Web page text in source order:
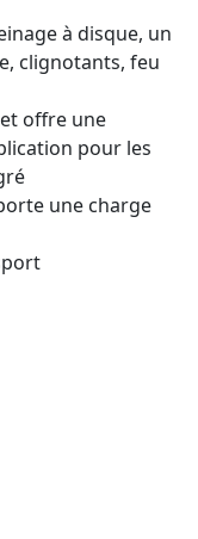
à disque, un
clignotants, feu
offre une
pour les
une charge